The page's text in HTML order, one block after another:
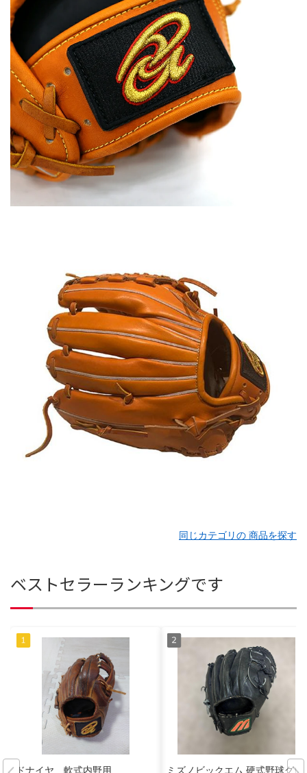
同じカテゴリの 商品を探す
ベストセラーランキングです
ドナイヤ 軟式内野用 ミズノビックエム 硬式野球グロ